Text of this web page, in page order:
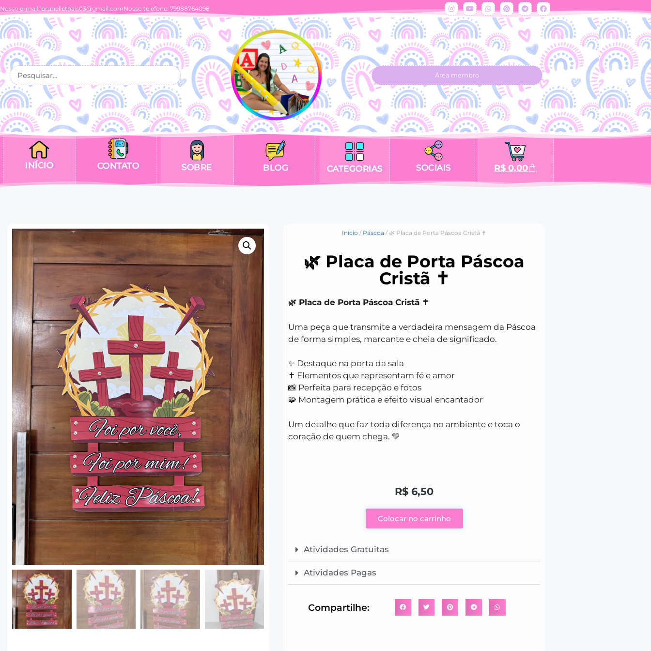
Nosso e-mail:brunellethais03@gmail.comNosso telefone: 79988764098
Área membro
INÍCIO CONTATO SOBRE BLOG CATEGORIAS SOCIAIS R$ 0,00
Início / Páscoa / 🌿 Placa de Porta Páscoa Cristã ✝️
🌿 Placa de Porta Páscoa
Cristã ✝️
🌿 Placa de Porta Páscoa Cristã ✝️
Uma peça que transmite a verdadeira mensagem da Páscoa
de forma simples, marcante e cheia de significado.
✨ Destaque na porta da sala
✝️ Elementos que representam fé e amor
📸 Perfeita para recepção e fotos
🧩 Montagem prática e efeito visual encantador
Um detalhe que faz toda diferença no ambiente e toca o
coração de quem chega. 💛
R$6,50
Colocar no carrinho
Atividades Gratuitas
Atividades Pagas
Compartilhe: